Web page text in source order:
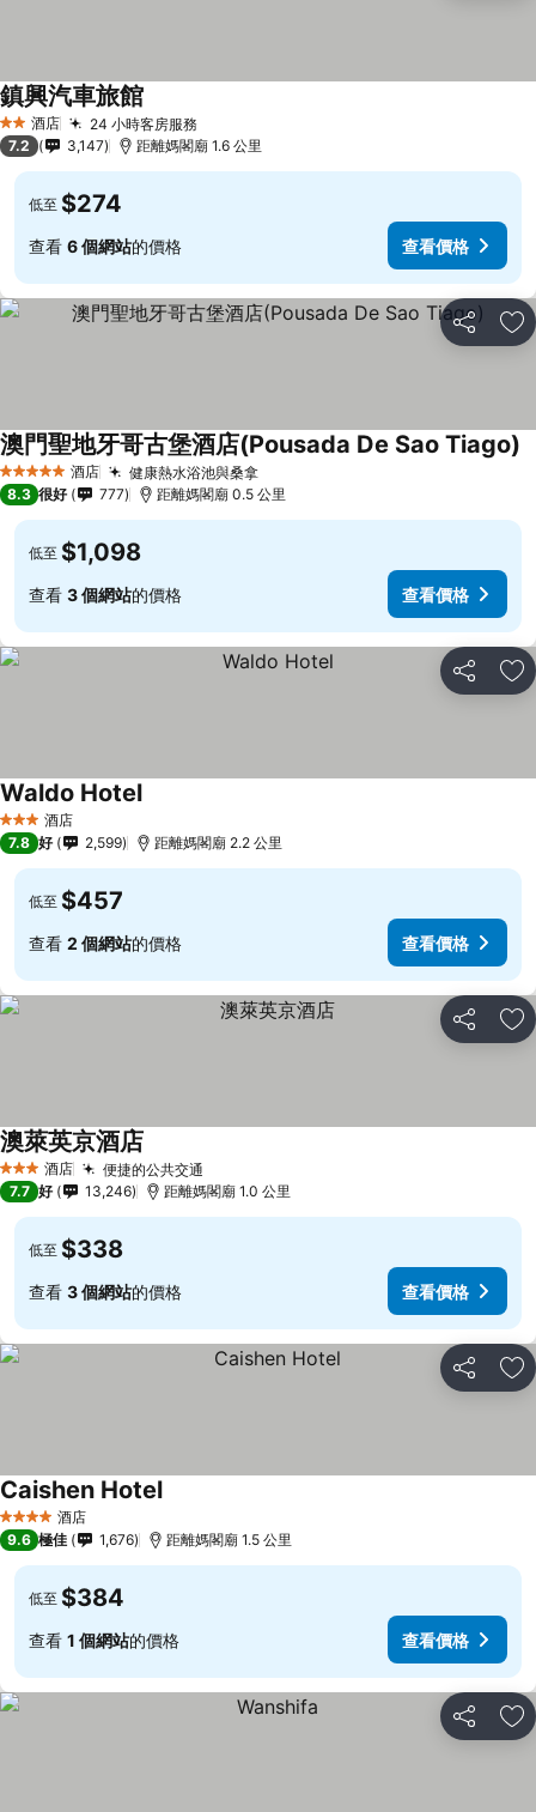
2 星級酒店 24 小時客房服務
鎮興汽車旅館
7.2 3,147 距離媽閣廟 1.6 公里
低至 $274
查看 6 個網站的價格 查看價格
分享 放
5 星級 酒店 健康熱水浴池與桑拿查看價格
澳門聖地牙哥古堡酒店(Pousada De Sao Tiago)
8.3 很好 777 距離媽閣廟 0.5 公里
低至 $1,098
查看 3 個網站的價格 查看價格
分享 放
3 星級 酒店
Waldo Hotel查看價格
7.8 好 2,599 距離媽閣廟 2.2 公里
低至 $457
查看 2 個網站的價格 查看價格
分享 放
3 星級 酒店 便捷的公共交通
澳萊英京酒店
7.7 好 13,246 距離媽閣廟 1.0 公里
低至 $338
查看 3 個網站的價格 查看價格
分享 放
4 星級 酒店
Caishen Hotel查看價格
9.6 極佳 1,676 距離媽閣廟 1.5 公里
低至 $384
查看 1 個網站的價格 查看價格
分享 放